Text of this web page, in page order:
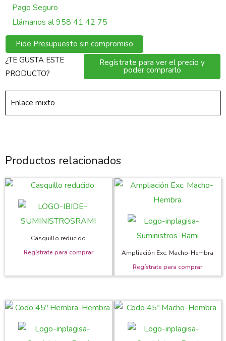
Pago Seguro
Llámanos al 958 41 42 75
Pide Presupuesto sin compromiso
¿TE GUSTA ESTE
PRODUCTO?
Regístrate para ver el precio y
poder comprarlo
Enlace mixto
Productos relacionados
Casquillo reducido
Ampliación Exc. Macho-Hembra